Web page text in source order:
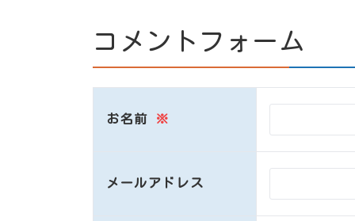
コメントフォーム
お名前 ※
メールアドレス